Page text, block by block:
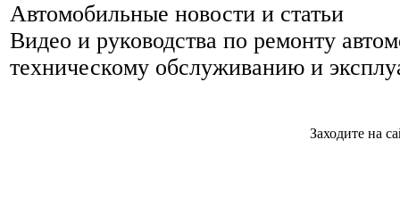
Автомобильные новости и статьи
Видео и руководства по ремонту
техническому обслуживанию и
Заходите на